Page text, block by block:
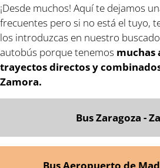
¡Desde muchos! Aquí te dejamos
frecuentes pero si no está el tuyo,
los introduzcas en nuestro
autobús porque tenemos muchas
trayectos directos y
Zamora.
Bus Zaragoza -
Bus Aeropuerto de